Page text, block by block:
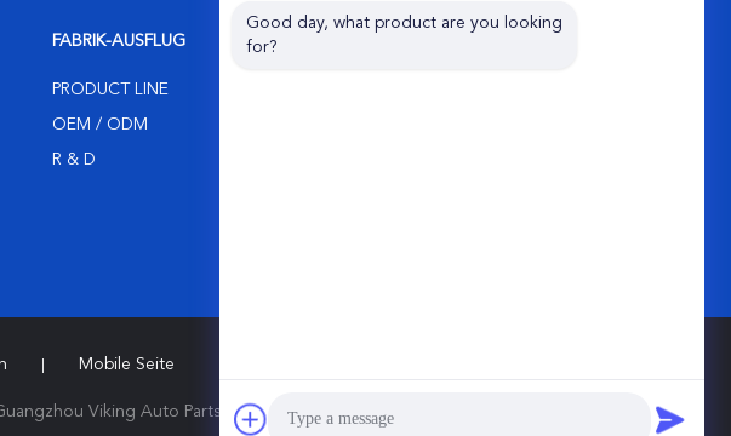
FABRIK-AUSFLUG
PRODUCT LINE
OEM / ODM
R & D
Mobile Seite
Viking Auto Parts Co., Ltd.. All Rights Reserved.
Good day, what product are you looking
for?